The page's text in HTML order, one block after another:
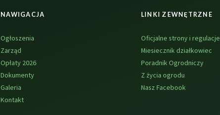
NAWIGACJA
Ogłoszenia
Zarząd
Opłaty 2026
Dokumenty
Galeria
Kontakt
LINKI ZEWNĘTRZNE
Oficjalne strony i regulacje
Miesiecznik działkowiec
Poradnik Ogrodniczy
Z życia ogrodu
Nasz Facebook